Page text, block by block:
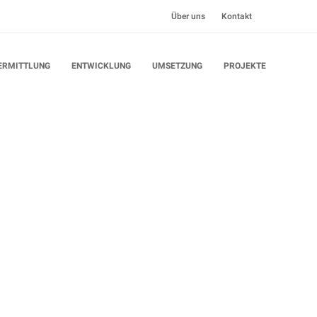
Über uns Kontakt
ENTWICKLUNG UMSETZUNG PROJEKTE